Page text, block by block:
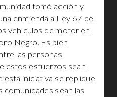
tomó acción y
enmienda a Ley 67 del
vehículos de motor en
Negro. Es bien
las personas
estos esfuerzos sean
iniciativa se replique
comunidades sean las